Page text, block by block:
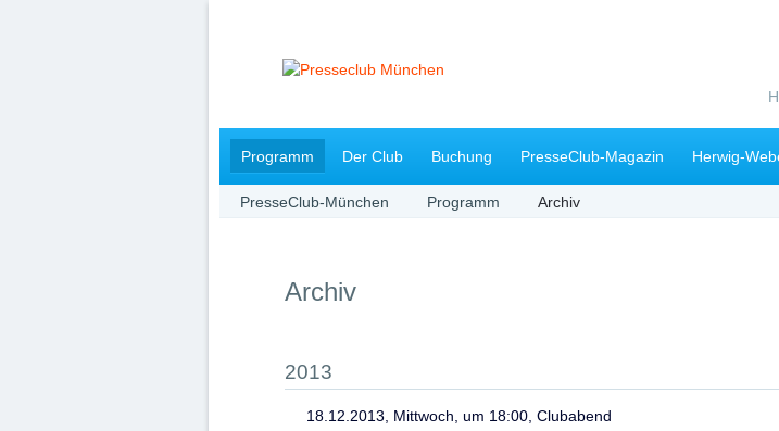
Navigation
überspringen
Programm Der Club Buchung PresseClub-Magazin Herwig-
PresseClub-München Programm Archiv
Archiv
2013
18.12.2013, Mittwoch, um 18:00, Clubabend